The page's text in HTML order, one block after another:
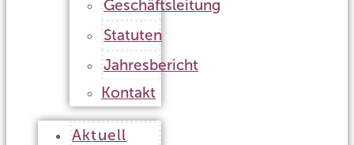
Geschäftsleitung
Statuten
Jahresbericht
Kontakt
Aktuell